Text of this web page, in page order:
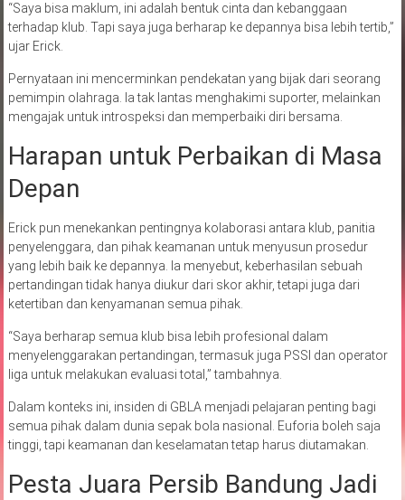
“Saya bisa maklum, ini adalah bentuk cinta dan kebanggaan
terhadap klub. Tapi saya juga berharap ke depannya bisa lebih tertib,”
ujar Erick.
Pernyataan ini mencerminkan pendekatan yang bijak dari seorang
pemimpin olahraga. Ia tak lantas menghakimi suporter, melainkan
mengajak untuk introspeksi dan memperbaiki diri bersama.
Harapan untuk Perbaikan di Masa
Depan
Erick pun menekankan pentingnya kolaborasi antara klub, panitia
penyelenggara, dan pihak keamanan untuk menyusun prosedur
yang lebih baik ke depannya. Ia menyebut, keberhasilan sebuah
pertandingan tidak hanya diukur dari skor akhir, tetapi juga dari
ketertiban dan kenyamanan semua pihak.
“Saya berharap semua klub bisa lebih profesional dalam
menyelenggarakan pertandingan, termasuk juga PSSI dan operator
liga untuk melakukan evaluasi total,” tambahnya.
Dalam konteks ini, insiden di GBLA menjadi pelajaran penting bagi
semua pihak dalam dunia sepak bola nasional. Euforia boleh saja
tinggi, tapi keamanan dan keselamatan tetap harus diutamakan.
Pesta Juara Persib Bandung Jadi